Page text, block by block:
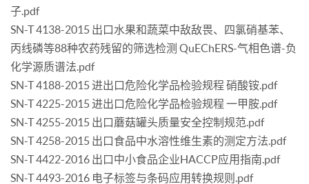
子.pdf
SN-T 4138-2015 出口水果和蔬菜中敌敌畏、四氯硝基苯、
丙线磷等88种农药残留的筛选检测 QuEChERS-气相色谱-负
化学源质谱法.pdf
SN-T 4188-2015 进出口危险化学品检验规程 硝酸铵.pdf
SN-T 4225-2015 进出口危险化学品检验规程 一甲胺.pdf
SN-T 4255-2015 出口蘑菇罐头质量安全控制规范.pdf
SN-T 4258-2015 出口食品中水溶性维生素的测定方法.pdf
SN-T 4422-2016 出口中小食品企业HACCP应用指南.pdf
SN-T 4493-2016 电子标签与条码应用转换规则.pdf